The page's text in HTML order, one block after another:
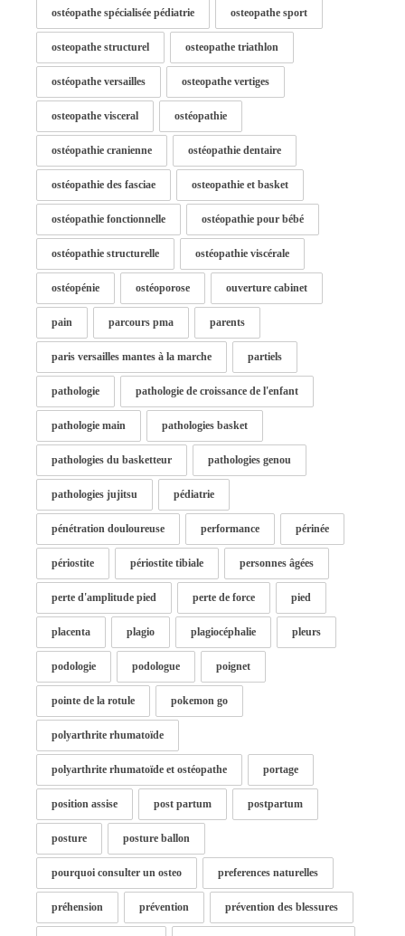
ostéopathe spécialisée pédiatrie osteopathe sport
osteopathe structurel osteopathe triathlon
ostéopathe versailles osteopathe vertiges
osteopathe visceral ostéopathie
ostéopathie cranienne ostéopathie dentaire
ostéopathie des fasciae osteopathie et basket
ostéopathie fonctionnelle ostéopathie pour bébé
ostéopathie structurelle ostéopathie viscérale
ostéopénie ostéoporose ouverture cabinet
pain parcours pma parents
paris versailles mantes à la marche partiels
pathologie pathologie de croissance de l'enfant
pathologie main pathologies basket
pathologies du basketteur pathologies genou
pathologies jujitsu pédiatrie
pénétration douloureuse performance périnée
périostite périostite tibiale personnes âgées
perte d'amplitude pied perte de force pied
placenta plagio plagiocéphalie pleurs
podologie podologue poignet
pointe de la rotule pokemon go
polyarthrite rhumatoïde
polyarthrite rhumatoïde et ostéopathe portage
position assise post partum postpartum
posture posture ballon
pourquoi consulter un osteo preferences naturelles
préhension prévention prévention des blessures